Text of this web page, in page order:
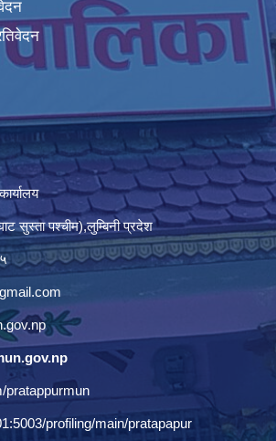
सुस्ता पश्चीम),लुम्बिनी प्रदेश
pratappurmun
profiling/main/pratapapur